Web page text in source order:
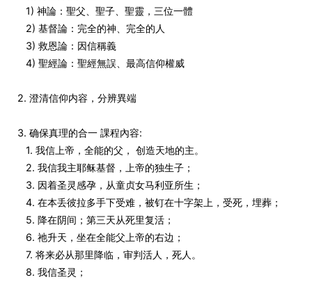
1) 神論：聖父、聖子、聖靈，三位一體
2) 基督論：完全的神、完全的人
3) 救恩論：因信稱義
4) 聖經論：聖經無誤、最高信仰權威
2. 澄清信仰内容，分辨異端
3. 确保真理的合一 課程內容:
1. 我信上帝，全能的父， 创造天地的主。
2. 我信我主耶稣基督，上帝的独生子；
3. 因着圣灵感孕，从童贞女马利亚所生；
4. 在本丢彼拉多手下受难，被钉在十字架上，受死，埋葬；
5. 降在阴间；第三天从死里复活；
6. 祂升天，坐在全能父上帝的右边；
7. 将来必从那里降临，审判活人，死人。
8. 我信圣灵；